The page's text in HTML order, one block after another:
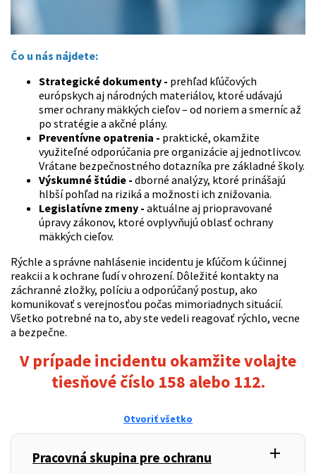
Čo u nás nájdete:
Strategické dokumenty - prehľad kľúčových
európskych aj národných materiálov, ktoré udávajú
smer ochrany mäkkých cieľov – od noriem a smerníc až
po stratégie a akčné plány.
Preventívne opatrenia - praktické, okamžite
využiteľné odporúčania pre organizácie aj jednotlivcov.
Vrátane bezpečnostného dotazníka pre základné školy.
Výskumné štúdie - dborné analýzy, ktoré prinášajú
hlbší pohľad na riziká a možnosti ich znižovania.
Legislatívne zmeny - aktuálne aj priopravované
úpravy zákonov, ktoré ovplyvňujú oblasť ochrany
mäkkých cieľov.
Rýchle a správne nahlásenie incidentu je kľúčom k účinnej
reakcii a k ochrane ľudí v ohrození. Dôležité kontakty na
záchranné zložky, políciu a odporúčaný postup, ako
komunikovať s verejnosťou počas mimoriadnych situácií.
Všetko potrebné na to, aby ste vedeli reagovať rýchlo, vecne
a bezpečne.
V prípade incidentu okamžite volajte
tiesňové číslo 158 alebo 112.
Otvoriť všetko
Pracovná skupina pre ochranu
, add